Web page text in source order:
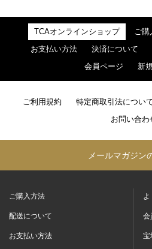
TCAオンラインショップ ご購
お支払い方法 決済について
会員ページ 新
ご利用規約 特定商取引法につい
お問い合わ
メールマガジン
ご購入方法
配送について
お支払い方法
会
宝